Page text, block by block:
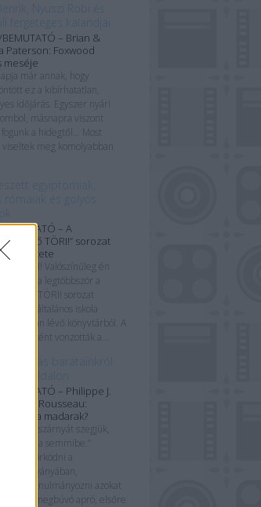
Nyuszi Robi és
fergeteges kalandjai
– Brian &
Paterson: Foxwood
meséje
már annak, hogy
ez a kibírhatatlan,
időjárás. Egyszer nyári
másnapra viszont
fogunk a hidegtől… Most
meg komolyabban
egyiptomiak,
és golyós
– A
TÖRI!” sorozat
kötete
a múltból! Valószínűleg én
ki a legtöbbször a
TÖRI! sorozat
az általános iskola
lévő könyvtárból. A
mágnesként vonzották a...
és tollas barátainkról
oldalon
– Philippe J.
& Élise Rousseau:
e a madarak?
szárnyát szegjük,
a semmibe.”
gyönyörködni a
látványában,
tanulmányozni azokat
megbúvó apró, elsőre